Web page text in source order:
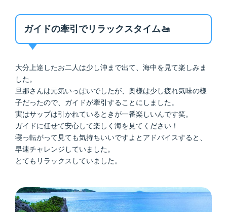
ガイドの牽引でリラックスタイム🚤
大分上達したお二人は少し沖まで出て、海中を見て楽しみま
した。
旦那さんは元気いっぱいでしたが、奥様は少し疲れ気味の様
子だったので、ガイドが牽引することにしました。
実はサップは引かれているときが一番楽しいんです笑。
ガイドに任せて安心して楽しく海を見てください！
寝っ転がって見ても気持ちいいですよとアドバイスすると、
早速チャレンジしていました。
とてもリラックスしていました。